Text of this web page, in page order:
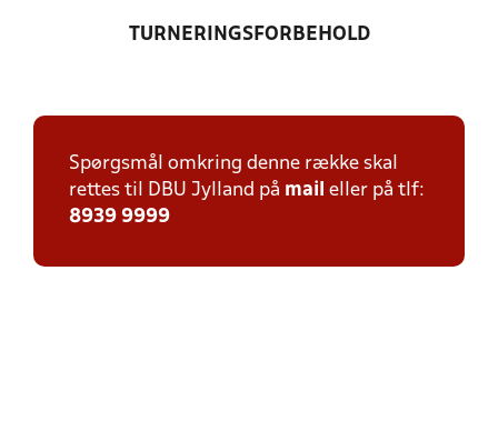
TURNERINGSFORBEHOLD
Spørgsmål omkring denne række skal
rettes til DBU Jylland på mail eller på tlf:
8939 9999